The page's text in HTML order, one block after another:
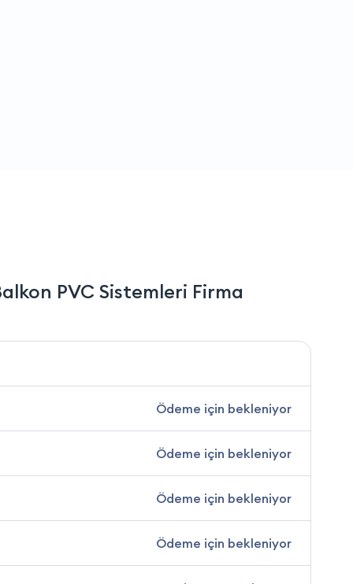
PVC Sistemleri Firma
Ödeme için bekleniyor
Ödeme için bekleniyor
Ödeme için bekleniyor
Ödeme için bekleniyor